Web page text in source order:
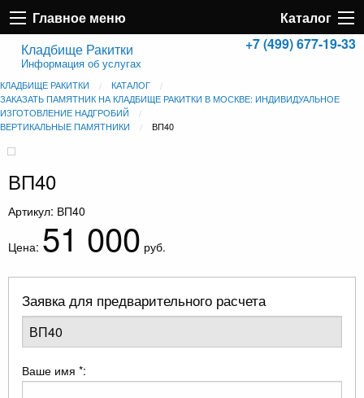
Главное меню
Каталог
Кладбище Ракитки
Информация об услугах
+7 (499) 677-19-33
КЛАДБИЩЕ РАКИТКИ
КАТАЛОГ
ЗАКАЗАТЬ ПАМЯТНИК НА КЛАДБИЩЕ РАКИТКИ В МОСКВЕ: ИНДИВИДУАЛЬНОЕ
ИЗГОТОВЛЕНИЕ НАДГРОБИЙ
ВЕРТИКАЛЬНЫЕ ПАМЯТНИКИ
ВП40
ВП40
Артикул: ВП40
Цена: 51 000 руб.
Заявка для предварительного расчета
Ваше имя *: